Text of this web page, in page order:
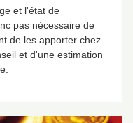
et l'état de
pas nécessaire de
de les apporter chez
et d'une estimation